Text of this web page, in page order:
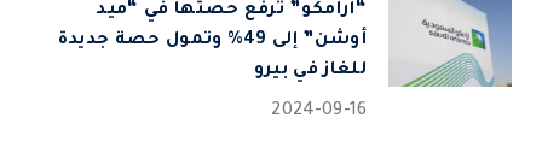
“أرامكو” ترفع حصتها في “ميد
أوشن” إلى 49% وتمول حصة جديدة
للغاز في بيرو
2024-09-16